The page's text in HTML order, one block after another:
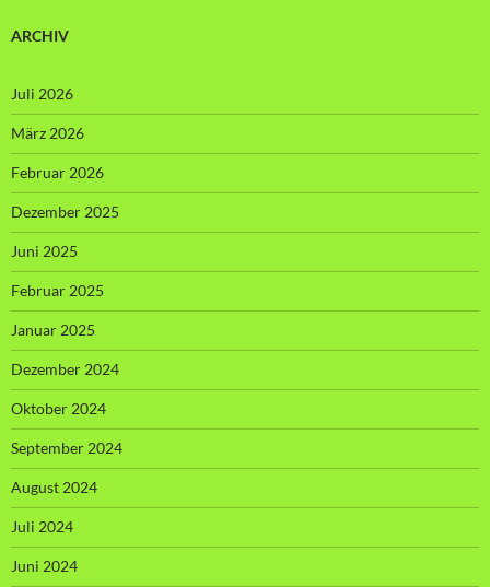
ARCHIV
Juli 2026
März 2026
Februar 2026
Dezember 2025
Juni 2025
Februar 2025
Januar 2025
Dezember 2024
Oktober 2024
September 2024
August 2024
Juli 2024
Juni 2024